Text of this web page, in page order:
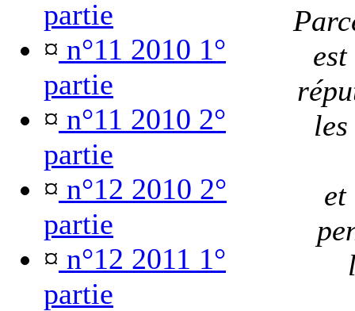
partie
¤ n°11 2010 1°
partie
¤ n°11 2010 2°
partie
¤ n°12 2010 2°
partie
¤ n°12 2011 1°
partie
et